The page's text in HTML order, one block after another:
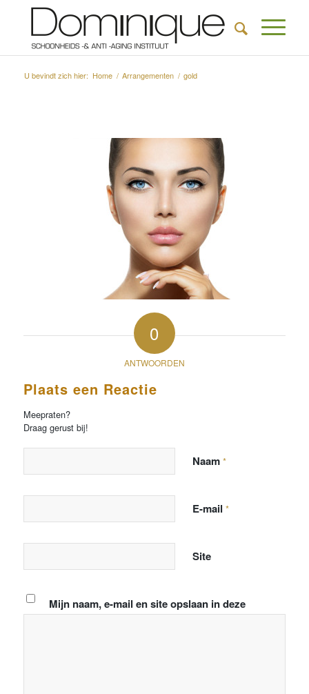
U bevindt zich hier: Home / Arrangementen / gold
0
ANTWOORDEN
Plaats een Reactie
Meepraten?
Draag gerust bij!
Naam *
E-mail *
Site
Mijn naam, e-mail en site opslaan in deze
browser voor de volgende keer wanneer ik een